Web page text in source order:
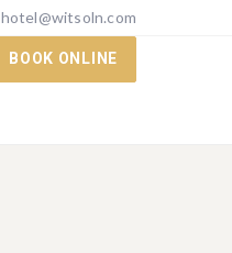
hotel@witsoln.com
BOOK ONLINE